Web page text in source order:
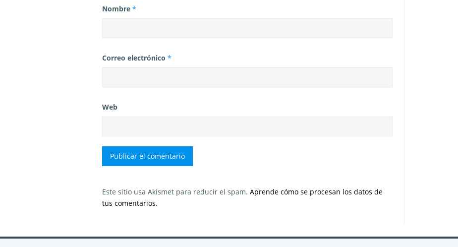
Nombre *
Correo electrónico *
Web
Este sitio usa Akismet para reducir el spam. Aprende cómo se procesan los datos de
tus comentarios.